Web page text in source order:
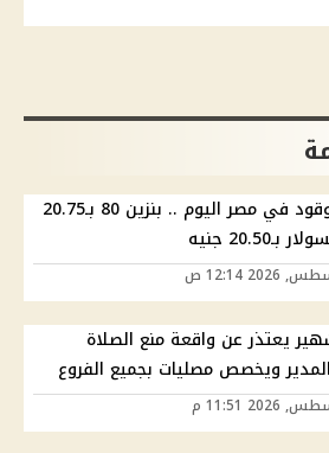
أسعار الوقود في مصر اليوم .. بنزين 80 بـ20.75
جنيه
يعتذر عن واقعة منع الصلاة
ويخصص مصليات بجميع الفروع